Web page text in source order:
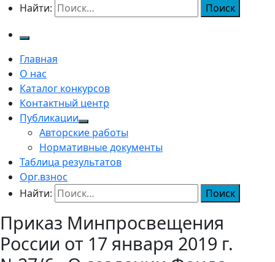
Найти:
Главная
О нас
Каталог конкурсов
Контактный центр
Публикации
Авторские работы
Нормативные документы
Таблица результатов
Орг.взнос
Найти:
Приказ Минпросвещения
России от 17 января 2019 г.